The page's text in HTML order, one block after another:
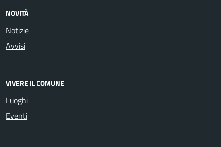
NOVITÀ
Notizie
Avvisi
VIVERE IL COMUNE
Luoghi
Eventi